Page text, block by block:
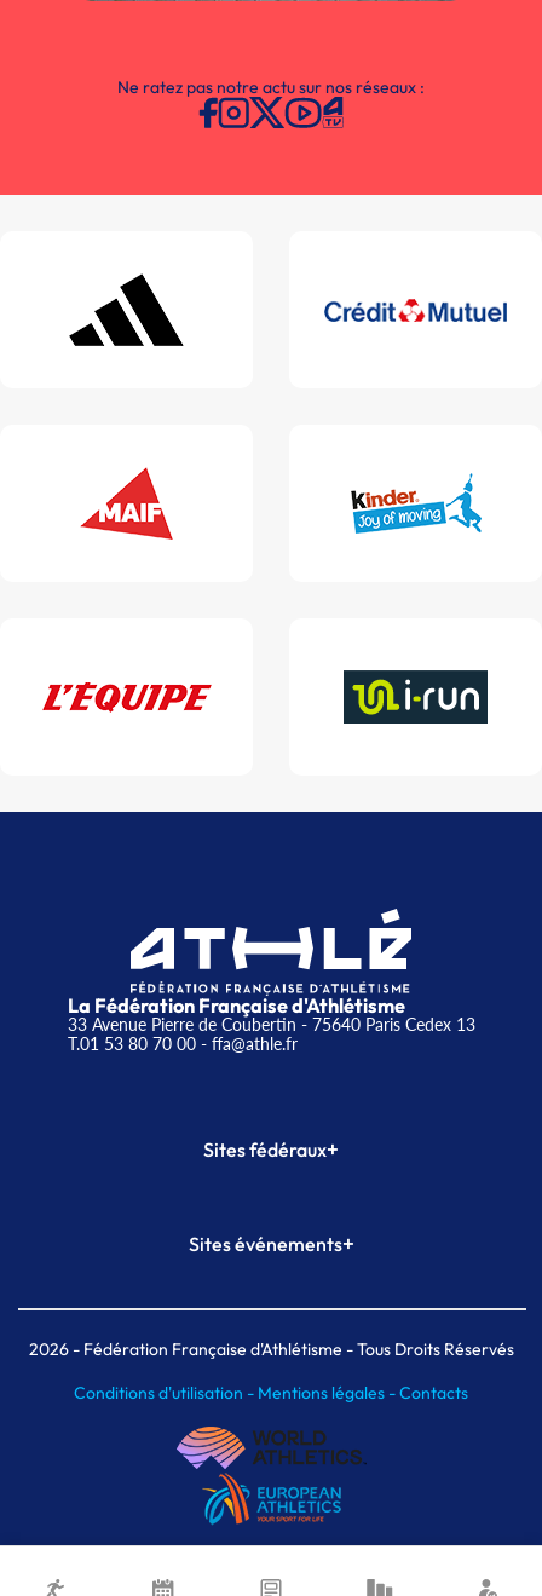
Ne ratez pas notre actu sur nos réseaux :
La Fédération Française d'Athlétisme
33 Avenue Pierre de Coubertin - 75640 Paris Cedex 13
T.01 53 80 70 00- ffa@athle.fr
Sites fédéraux+
Plateforme Formation
Sites événements+
Meeting de Paris indoor
MAIF Ekiden de Paris
2026- Fédération Française d'Athlétisme - Tous Droits Réservés
Conditions d'utilisation - Mentions légales -Contacts